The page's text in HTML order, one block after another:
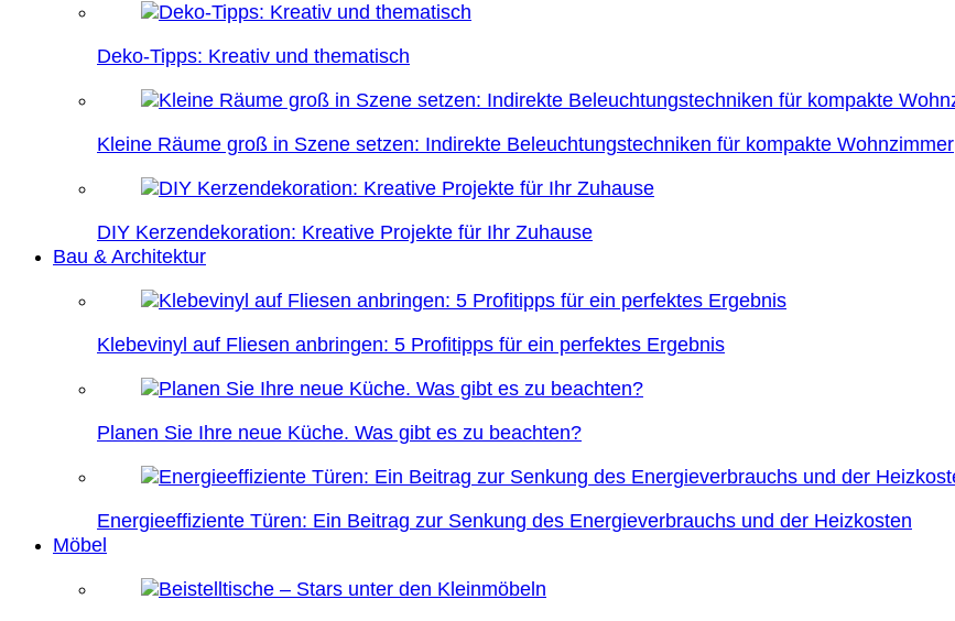
Deko-Tipps: Kreativ und thematisch
Kleine Räume groß in Szene setzen: Indirekte Beleuchtungstechniken für kompakte Wohnzimmer
DIY Kerzendekoration: Kreative Projekte für Ihr Zuhause
Bau & Architektur
Klebevinyl auf Fliesen anbringen: 5 Profitipps für ein perfektes Ergebnis
Planen Sie Ihre neue Küche. Was gibt es zu beachten?
Energieeffiziente Türen: Ein Beitrag zur Senkung des Energieverbrauchs und der Heizkosten
Möbel